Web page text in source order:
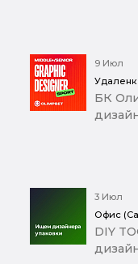
9 Июл
БК
3 Июл
Офис
DIY